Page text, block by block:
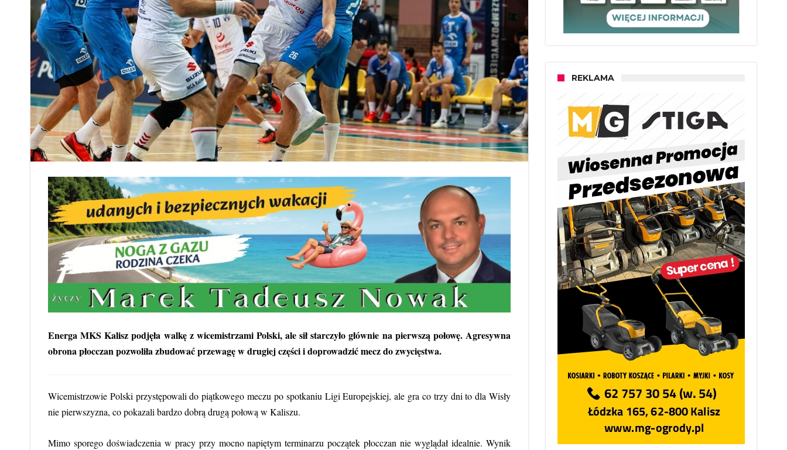
Energa MKS Kalisz podjęła walkę z wicemistrzami Polski, ale sił starczyło głównie na pierwszą połowę. Agresywna
obrona płocczan pozwoliła zbudować przewagę w drugiej części i doprowadzić mecz do zwycięstwa.
Wicemistrzowie Polski przystępowali do piątkowego meczu po spotkaniu Ligi Europejskiej, ale gra co trzy dni to dla Wisły
nie pierwszyzna, co pokazali bardzo dobrą drugą połową w Kaliszu.
Mimo sporego doświadczenia w pracy przy mocno napiętym terminarzu początek płocczan nie wyglądał idealnie. Wynik
REKLAMA